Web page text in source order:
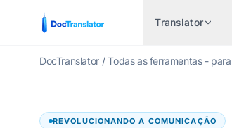
Translator
DocTranslator / Todas as ferramentas -
REVOLUCIONANDO A COMUNICAÇÃO